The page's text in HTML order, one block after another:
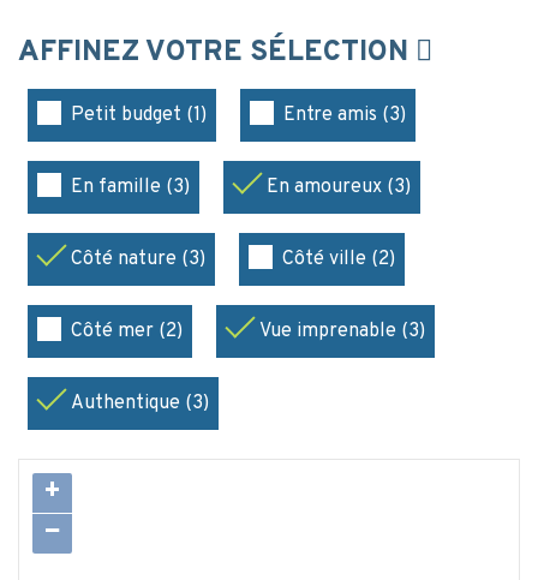
AFFINEZ VOTRE SÉLECTION
Petit budget (1) Entre amis (3)
En famille (3) En amoureux (3)
Côté nature (3) Côté ville (2)
Côté mer (2) Vue imprenable (3)
Authentique (3)
+
−